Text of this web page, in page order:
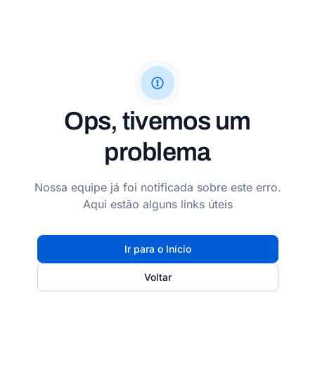
Ops, tivemos um
problema
Nossa equipe já foi notificada sobre este erro.
Aqui estão alguns links úteis
Ir para o Início
Voltar